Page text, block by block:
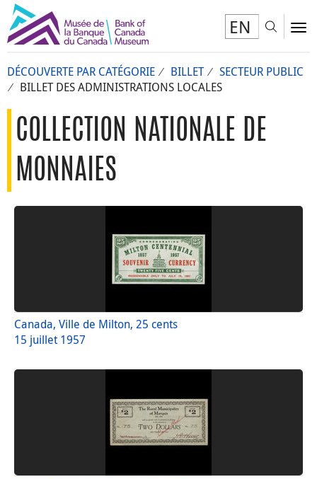
EN
DÉCOUVERTE PAR CATÉGORIE BILLET
SECTEUR PUBLIC
BILLET DES ADMINISTRATIONS LOCALES
COLLECTION NATIONALE DE
MONNAIES
Canada, Ville de Milton, 25 cents
15 juillet 1957